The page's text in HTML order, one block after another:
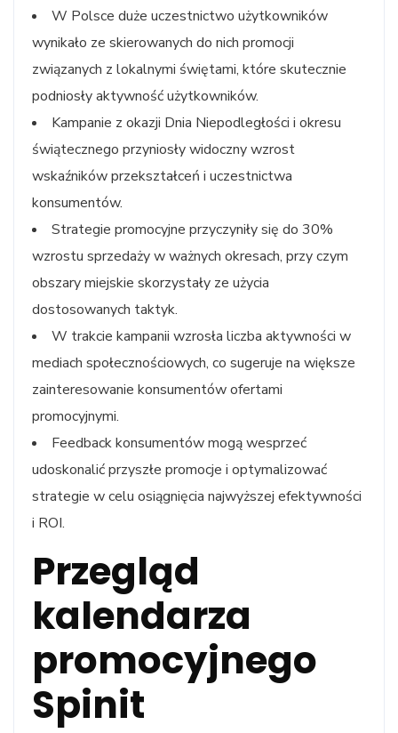
W Polsce duże uczestnictwo użytkowników
wynikało ze skierowanych do nich promocji
związanych z lokalnymi świętami, które skutecznie
podniosły aktywność użytkowników.
Kampanie z okazji Dnia Niepodległości i okresu
świątecznego przyniosły widoczny wzrost
wskaźników przekształceń i uczestnictwa
konsumentów.
Strategie promocyjne przyczyniły się do 30%
wzrostu sprzedaży w ważnych okresach, przy czym
obszary miejskie skorzystały ze użycia
dostosowanych taktyk.
W trakcie kampanii wzrosła liczba aktywności w
mediach społecznościowych, co sugeruje na większe
zainteresowanie konsumentów ofertami
promocyjnymi.
Feedback konsumentów mogą wesprzeć
udoskonalić przyszłe promocje i optymalizować
strategie w celu osiągnięcia najwyższej efektywności
i ROI.
Przegląd
kalendarza
promocyjnego
Spinit